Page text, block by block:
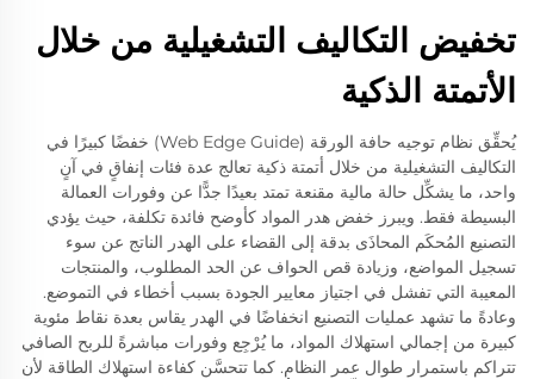
تخفيض التكاليف التشغيلية من خلال
الأتمتة الذكية
يُحقِّق نظام توجيه حافة الورقة (Web Edge Guide) خفضًا كبيرًا في
التكاليف التشغيلية من خلال أتمتة ذكية تعالج عدة فئات إنفاقٍ في آنٍ
واحد، ما يشكِّل حالة مالية مقنعة تمتد بعيدًا جدًّا عن وفورات العمالة
البسيطة فقط. ويبرز خفض هدر المواد كأوضح فائدة تكلفة، حيث يؤدي
التصنيع المُحكَم المحاذَى بدقة إلى القضاء على الهدر الناتج عن سوء
تسجيل المواضع، وزيادة قص الحواف عن الحد المطلوب، والمنتجات
المعيبة التي تفشل في اجتياز معايير الجودة بسبب أخطاء في التموضع.
وعادةً ما تشهد عمليات التصنيع انخفاضًا في الهدر يقاس بعدة نقاط مئوية
كبيرة من إجمالي استهلاك المواد، ما يُرْجِع وفورات مباشرةً للربح الصافي
تتراكم باستمرار طوال عمر النظام. كما تتحسَّن كفاءة استهلاك الطاقة لأن